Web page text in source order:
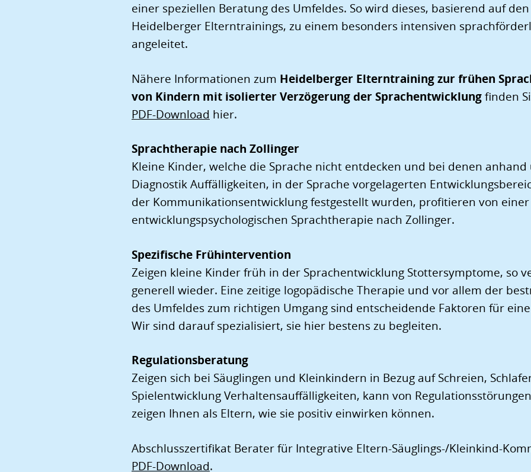
einer speziellen Beratung des Umfeldes. So wird dieses, basierend auf
Heidelberger Elterntrainings, zu einem besonders intensiven
angeleitet.
Nähere Informationen zum Heidelberger Elterntraining zur frühen
von Kindern mit isolierter Verzögerung der Sprachentwicklungfinden
PDF-Download hier.
Sprachtherapie nach Zollinger
Kleine Kinder, welche die Sprache nicht entdecken und bei denen
Diagnostik Auffälligkeiten, in der Sprache vorgelagerten
der Kommunikationsentwicklung festgestellt wurden, profitieren von einer
entwicklungspsychologischen Sprachtherapie nach Zollinger.
Spezifische Frühintervention
Zeigen kleine Kinder früh in der Sprachentwicklung Stottersymptome, so
generell wieder. Eine zeitige logopädische Therapie und vor allem der
des Umfeldes zum richtigen Umgang sind entscheidende Faktoren für
Wir sind darauf spezialisiert, sie hier bestens zu begleiten.
Regulationsberatung
Zeigen sich bei Säuglingen und Kleinkindern in Bezug auf Schreien,
Spielentwicklung Verhaltensauffälligkeiten, kann von
zeigen Ihnen als Eltern, wie sie positiv einwirken können.
Abschlusszertifikat Berater für Integrative Eltern-Säuglings-/Kleinkind-
PDF-Download.